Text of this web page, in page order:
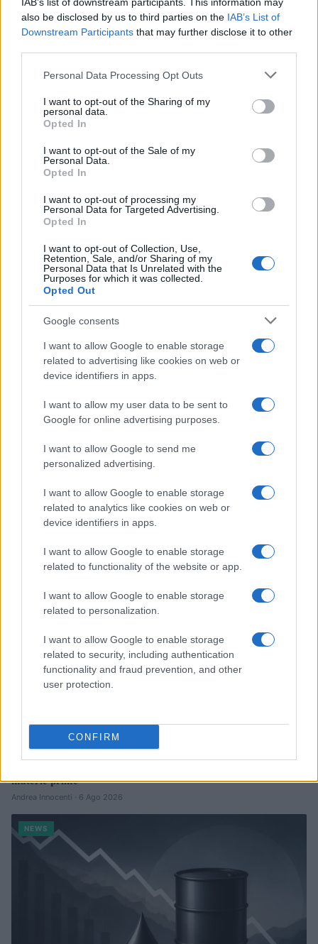
also be disclosed by us to third parties on the IAB’s List of
Downstream Participants that may further disclose it to other
Please note that this website/app uses one or more Google
not limited to your visit or usage behaviour. You may click to
grant or deny consent to Google and its third-party tags to
use your data for below specified purposes in below Google
consent section.
Personal Data Processing Opt Outs
I want to opt-out of the Sharing of my
personal data.
Opted In
I want to opt-out of the Sale of my
Personal Data.
Opted In
I want to opt-out of processing my
Personal Data for Targeted Advertising.
Opted In
I want to opt-out of Collection, Use,
Retention, Sale, and/or Sharing of my
Personal Data that Is Unrelated with the
Purposes for which it was collected.
Opted Out
Google consents
I want to allow Google to enable storage
related to advertising like cookies on web or
device identifiers in apps.
I want to allow my user data to be sent to
Google for online advertising purposes.
I want to allow Google to send me
personalized advertising.
I want to allow Google to enable storage
related to analytics like cookies on web or
device identifiers in apps.
I want to allow Google to enable storage
related to functionality of the website or app.
I want to allow Google to enable storage
related to personalization.
I want to allow Google to enable storage
related to security, including authentication
functionality and fraud prevention, and other
user protection.
CONFIRM
Continua a leggere
NEWS
Petrolio in calo, Brent a 88.9 USD dopo un ribasso del 8.3%
NEWS
materie prime
Andrea Innocenti · 6 Ago 2026
NEWS